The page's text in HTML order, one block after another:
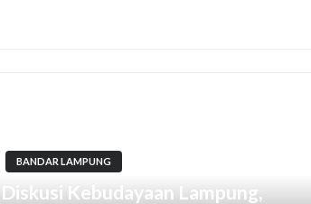
BANDAR LAMPUNG
Diskusi Kebudayaan Lampung,